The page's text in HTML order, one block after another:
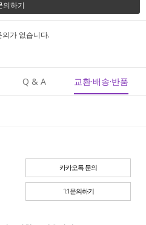
의하기
의가 없습니다.
Q & A 교환·배송·반품
카카오톡 문의
1:1문의하기